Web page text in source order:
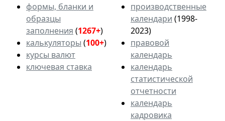
формы, бланки и
образцы
заполнения (1267+)
калькуляторы (100+)
курсы валют
ключевая ставка
производственные
календари (1998-
2023)
правовой
календарь
календарь
статистической
отчетности
календарь
кадровика